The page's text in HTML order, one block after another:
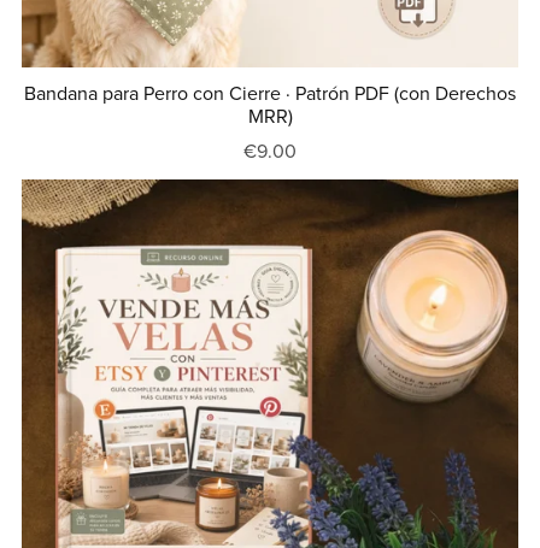
Bandana para Perro con Cierre · Patrón PDF (con Derechos
MRR)
€9.00